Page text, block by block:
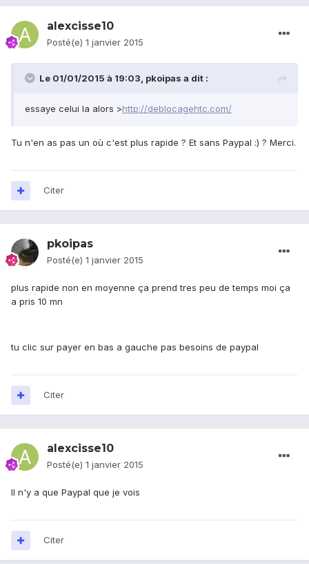
alexcisse10
Posté(e) 1 janvier 2015
Le 01/01/2015 à 19:03, pkoipas a dit :
essaye celui la alors >http://deblocagehtc.com/
Tu n'en as pas un où c'est plus rapide ? Et sans Paypal :) ? Merci.
Citer
pkoipas
Posté(e) 1 janvier 2015
plus rapide non en moyenne ça prend tres peu de temps moi ça
a pris 10 mn
tu clic sur payer en bas a gauche pas besoins de paypal
Citer
alexcisse10
Posté(e) 1 janvier 2015
Il n'y a que Paypal que je vois
Citer